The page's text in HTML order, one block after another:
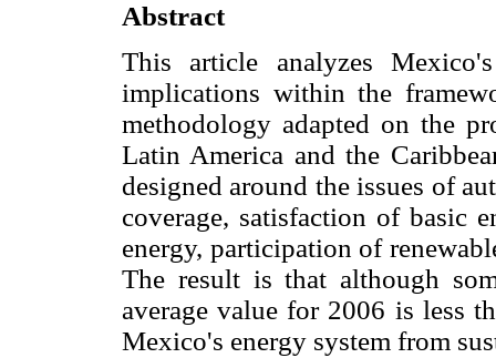
Abstract
This article analyzes
implications within the
methodology adapted on the
Latin America and the
designed around the issues of
coverage, satisfaction of basic
energy, participation of
The result is that although
average value for 2006 is less
Mexico's energy system from